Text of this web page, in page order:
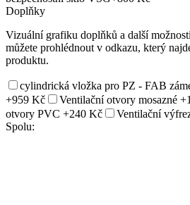
Doplňky
Vizuální grafiku doplňků a další
můžete prohlédnout v odkazu, který
produktu.
cylindrická vložka pro PZ - FAB
+959 Kč
Ventilační otvory mosazné
otvory PVC +240 Kč Ventilační
Spolu: